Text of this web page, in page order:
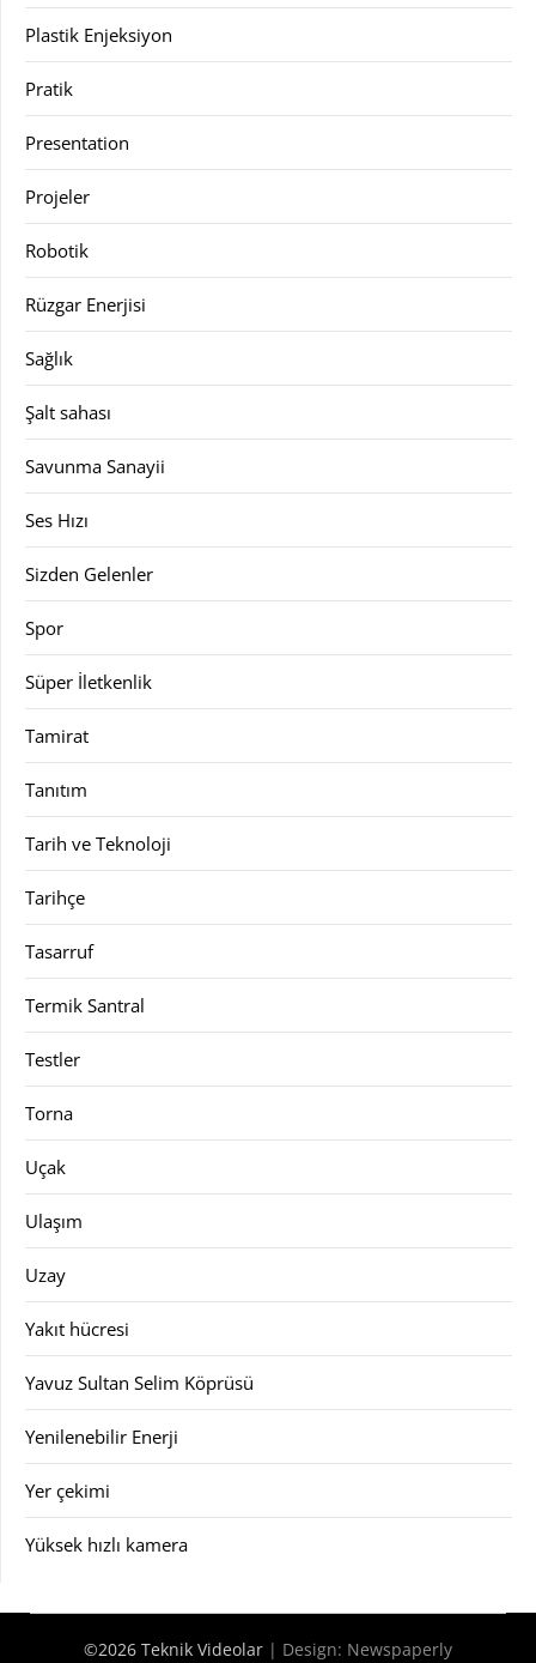
Plastik Enjeksiyon
Pratik
Presentation
Projeler
Robotik
Rüzgar Enerjisi
Sağlık
Şalt sahası
Savunma Sanayii
Ses Hızı
Sizden Gelenler
Spor
Süper İletkenlik
Tamirat
Tanıtım
Tarih ve Teknoloji
Tarihçe
Tasarruf
Termik Santral
Testler
Torna
Uçak
Ulaşım
Uzay
Yakıt hücresi
Yavuz Sultan Selim Köprüsü
Yenilenebilir Enerji
Yer çekimi
Yüksek hızlı kamera
©2026 Teknik Videolar | Design: Newspaperly